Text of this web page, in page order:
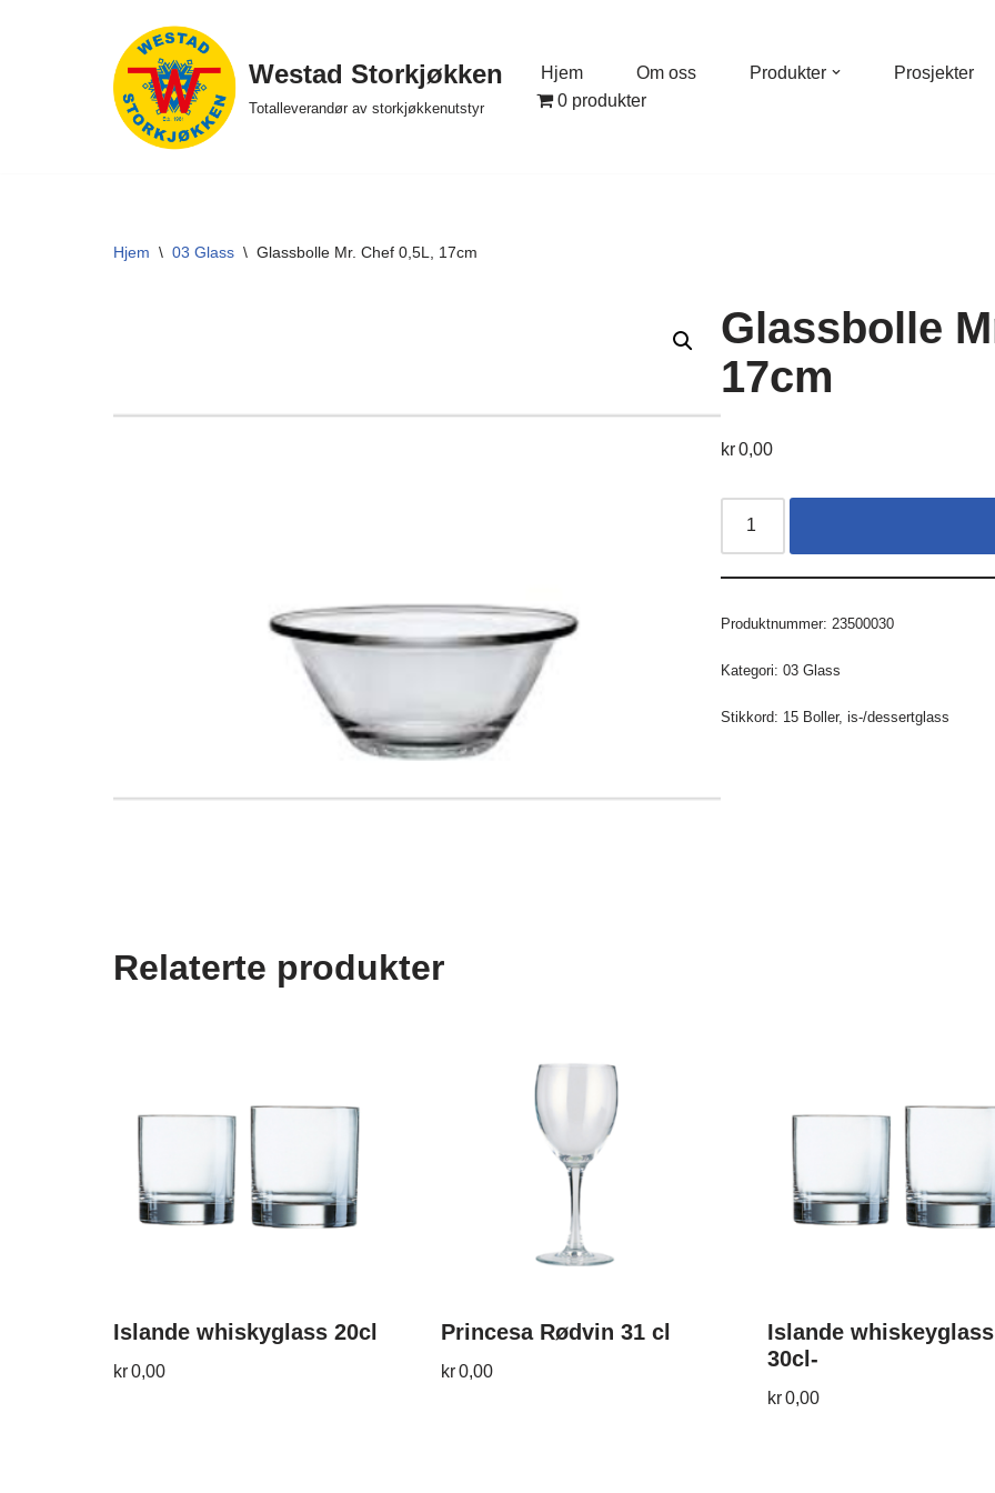
Westad Storkjøkken
Totalleverandør av storkjøkkenutstyr
Hjem Om oss Produkter Prosjekter
0 produkter
Hjem \ 03 Glass \ Glassbolle Mr. Chef 0,5L, 17cm
Glassbolle
17cm
kr0,00
Produktnummer: 23500030
Kategori:03 Glass
Stikkord: 15 Boller,is-/dessertglass
Relaterte produkter
Islande whiskyglass 20cl
kr0,00
Princesa Rødvin 31 cl
kr0,00
Islande whiskeyglass
30cl-
kr0,00